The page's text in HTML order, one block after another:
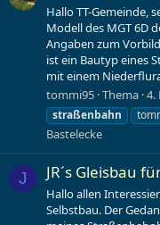
Hallo TT-Gemeinde,
Modell des MGT 6D
Angaben zum
ist ein Bautyp eines
mit einem
tommi95 Thema 4.
straßenbahn
Bastelecke
J JR´s Gleisbau
Hallo allen
Selbstbau. Der